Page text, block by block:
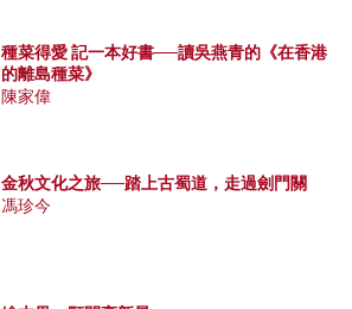
種菜得愛 記一本好書──讀吳燕青的《在香港
的離島種菜》
陳家偉
金秋文化之旅──踏上古蜀道，走過劍門關
馮珍今